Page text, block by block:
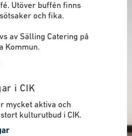
Utöver buffén finns
och fika.
av Sälling Catering på
Kommun.
i CIK
mycket aktiva och
kulturutbud i CIK.